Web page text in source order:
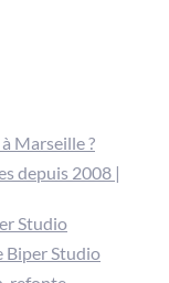
Marseille ?
depuis 2008 |
Studio
Biper Studio